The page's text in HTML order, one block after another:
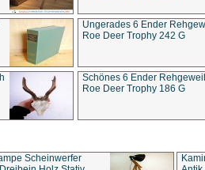
Ungerades 6 Ender
Roe Deer Trophy 242 G
Schönes 6 Ender
Roe Deer Trophy 186 G
Scheinwerfer